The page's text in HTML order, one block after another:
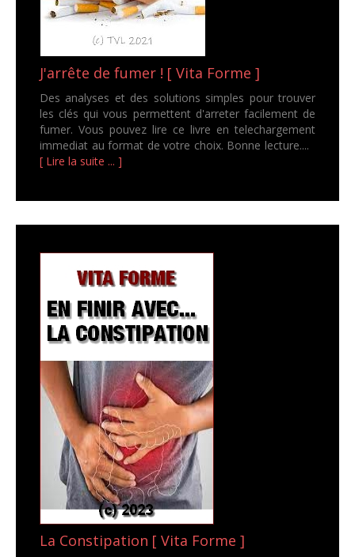
J'arrête de fumer ! [ Vita Forme ]
Des analyses et des solutions simples pour trouver
les clés qui vous permettent d'arreter facilement de
fumer. Vous pouvez lire ce livre en telechargement
immediat au format de votre choix. Bonne lecture....
[ Lire la suite ... ]
La Constipation [ Vita Forme ]